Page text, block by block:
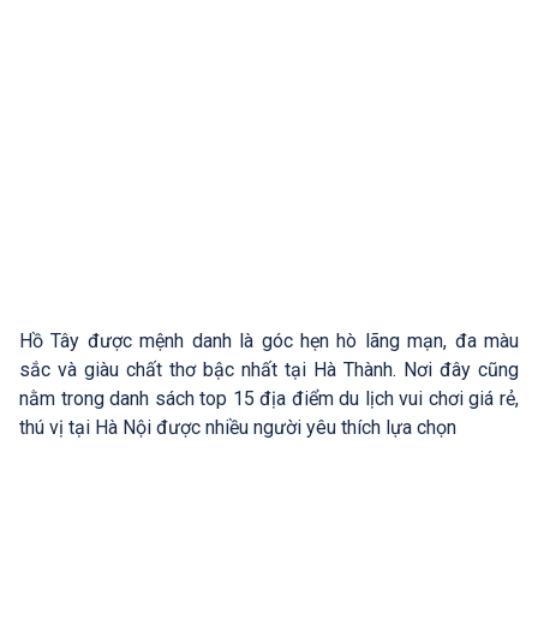
Hồ Tây được mệnh danh là góc hẹn hò lãng mạn, đa màu
sắc và giàu chất thơ bậc nhất tại Hà Thành. Nơi đây cũng
nằm trong danh sách top 15 địa điểm du lịch vui chơi giá rẻ,
thú vị tại Hà Nội được nhiều người yêu thích lựa chọn